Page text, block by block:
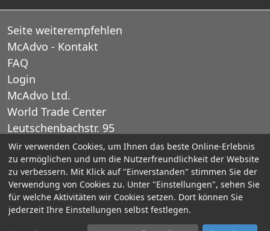
Seite weiterempfehlen
McAdvo - Kontakt
FAQ
Login
McAdvo Ltd.
World Trade Center
Leutschenbachstr. 95
CH-8050 Zurich
Schweiz
E-Mail: office@mcadvo.com
© 2005-2025 McAdvo Ltd.
Wir verwenden Cookies, um Ihnen das beste Online-Erlebnis
zu ermöglichen und um die Nutzerfreundlichkeit der Website
zu verbessern. Mit Klick auf "Einverstanden" stimmen Sie der
Verwendung von Cookies zu. Unter "Einstellungen", sehen Sie
für welche Aktivitäten wir Cookies setzen. Dort können Sie
jederzeit Ihre Einstellungen selbst festlegen.